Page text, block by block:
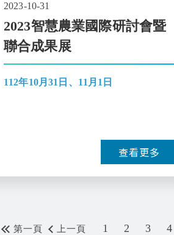
2023-10-31
2023智慧農業國際研討會暨
聯合成果展
112年10月31日、11月1日
查看更多
第一頁 上一頁 1 2 3 4